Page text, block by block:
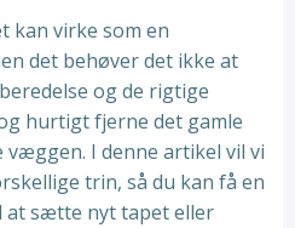
kan virke som en
det behøver det ikke at
og de rigtige
hurtigt fjerne det gamle
I denne artikel vil vi
trin, så du kan få en
sætte nyt tapet eller